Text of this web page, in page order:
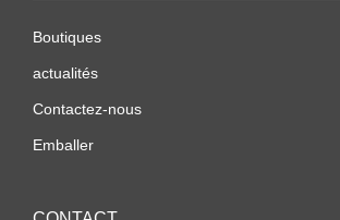
Boutiques
actualités
Contactez-nous
Emballer